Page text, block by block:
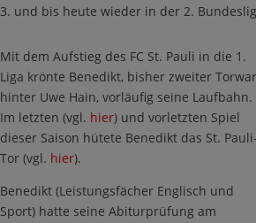
3. und bis heute wieder in der 2.
Mit dem Aufstieg des FC St. Pauli in die 1.
Liga krönte Benedikt, bisher zweiter
hinter Uwe Hain, vorläufig seine Laufbahn.
Im letzten (vgl. hier) und vorletzten Spiel
dieser Saison hütete Benedikt das St. Pauli-
Tor (vgl. hier).
Benedikt (Leistungsfächer Englisch und
Sport) hatte seine Abiturprüfung am